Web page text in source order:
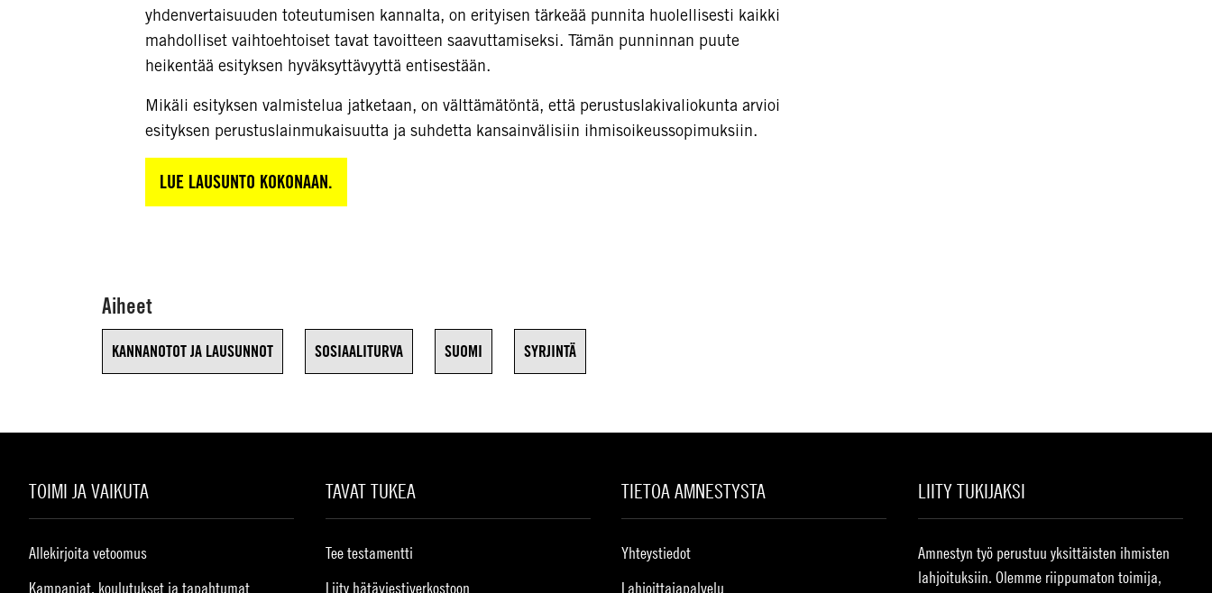
yhdenvertaisuuden toteutumisen kannalta, on erityisen tärkeää punnita huolellisesti kaikki
mahdolliset vaihtoehtoiset tavat tavoitteen saavuttamiseksi. Tämän punninnan puute
heikentää esityksen hyväksyttävyyttä entisestään.
Mikäli esityksen valmistelua jatketaan, on välttämätöntä, että perustuslakivaliokunta arvioi
esityksen perustuslainmukaisuutta ja suhdetta kansainvälisiin ihmisoikeussopimuksiin.
LUE LAUSUNTO KOKONAAN.
Aiheet
KANNANOTOT JA LAUSUNNOT SOSIAALITURVA SUOMI SYRJINTÄ
TOIMI JA VAIKUTA
Allekirjoita vetoomus
Kampanjat, koulutukset ja tapahtumat
TAVAT TUKEA
Tee testamentti
Liity hätäviestiverkostoon
TIETOA AMNESTYSTA
Yhteystiedot
Lahjoittajapalvelu
LIITY TUKIJAKSI
Amnestyn työ perustuu yksittäisten ihmisten
lahjoituksiin. Olemme riippumaton toimija,